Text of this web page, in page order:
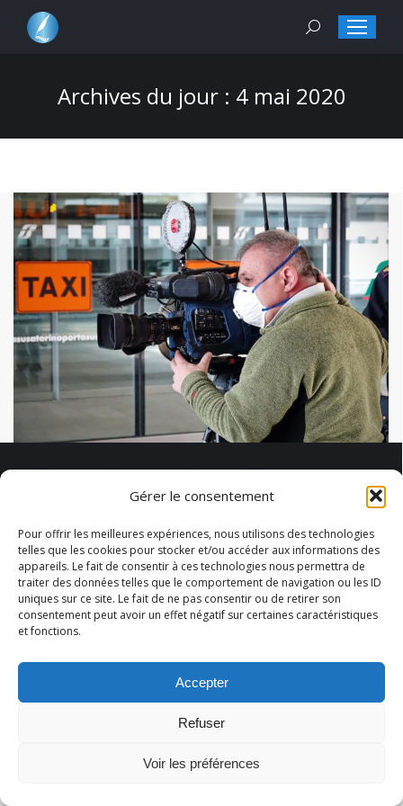
Gérer le consentement
Pour offrir les meilleures expériences, nous utilisons des technologies
telles que les cookies pour stocker et/ou accéder aux informations des
appareils. Le fait de consentir à ces technologies nous permettra de
traiter des données telles que le comportement de navigation ou les ID
uniques sur ce site. Le fait de ne pas consentir ou de retirer son
consentement peut avoir un effet négatif sur certaines caractéristiques
et fonctions.
Accepter
Refuser
Voir les préférences
Search:
Archives du jour : 4 mai 2020
Coronavirus : Un air de déjà-vu
connus pour exagérer les sensations
d’apocalypses. Certains films ont cependant eu le
nez creux en anticipant la crise du coronavirus
que nous traversons.
© 2026 Abélart Formations
Menu secondaire